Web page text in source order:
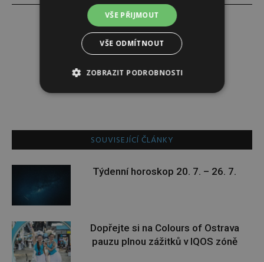
Alena Babuková
SOUVISEJÍCÍ ČLÁNKY
Týdenní horoskop 20. 7. – 26. 7.
Dopřejte si na Colours of Ostrava
pauzu plnou zážitků v IQOS zóně
VŠE PŘIJMOUT
VŠE ODMÍTNOUT
ZOBRAZIT PODROBNOSTI